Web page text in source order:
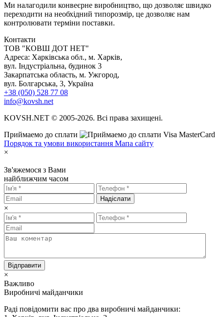
Ми налагодили конвеєрне виробництво, що дозволяє швидко
переходити на необхідний типорозмір, це дозволяє нам
контролювати терміни поставки.
Контакти
TOB "КОВШ ДОТ НЕТ"
Адреса: Харківська обл., м. Харків,
вул. Індустріальна, будинок 3
Закарпатська область, м. Ужгород,
вул. Болгарська, 3, Україна
+38 (050) 528 77 08
info@kovsh.net
KOVSH.NET © 2005-2026. Всі права захищені.
Приймаемо до сплати
Порядок та умови використання Мапа сайту
×
Зв'яжемося з Вами
найближчим часом
Надіслати
×
Відправити
×
Важливо
Виробничі майданчики
Раді повідомити вас про два виробничі майданчики: